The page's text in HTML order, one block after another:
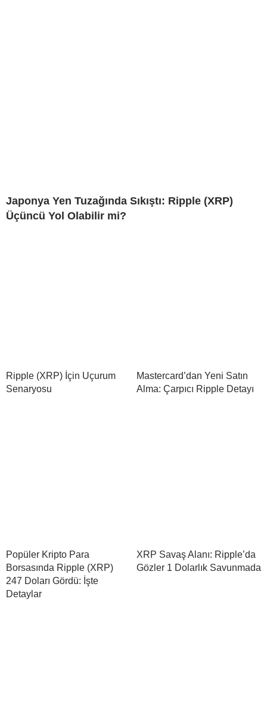
Japonya Yen Tuzağında Sıkıştı: Ripple (XRP)
Üçüncü Yol Olabilir mi?
Ripple (XRP) İçin Uçurum
Senaryosu
Mastercard’dan Yeni Satın
Alma: Çarpıcı Ripple Detayı
Popüler Kripto Para
Borsasında Ripple (XRP)
247 Doları Gördü: İşte
Detaylar
XRP Savaş Alanı: Ripple’da
Gözler 1 Dolarlık Savunmada